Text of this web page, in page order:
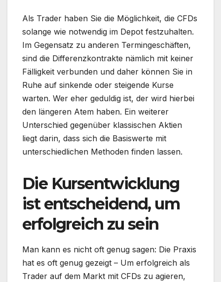
Als Trader haben Sie die Möglichkeit, die CFDs
solange wie notwendig im Depot festzuhalten.
Im Gegensatz zu anderen Termingeschäften,
sind die Differenzkontrakte nämlich mit keiner
Fälligkeit verbunden und daher können Sie in
Ruhe auf sinkende oder steigende Kurse
warten. Wer eher geduldig ist, der wird hierbei
den längeren Atem haben. Ein weiterer
Unterschied gegenüber klassischen Aktien
liegt darin, dass sich die Basiswerte mit
unterschiedlichen Methoden finden lassen.
Die Kursentwicklung
ist entscheidend, um
erfolgreich zu sein
Man kann es nicht oft genug sagen: Die Praxis
hat es oft genug gezeigt – Um erfolgreich als
Trader auf dem Markt mit CFDs zu agieren,